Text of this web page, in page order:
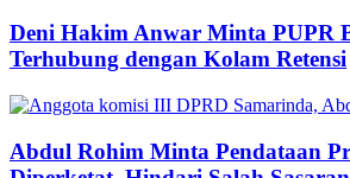
Deni Hakim Anwar Minta PUPR
Terhubung dengan Kolam Retensi
Abdul Rohim Minta Pendataan